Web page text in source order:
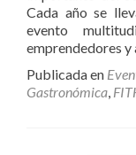
Cada año se
evento
emprendedores y
Publicada en
Gastronómica,